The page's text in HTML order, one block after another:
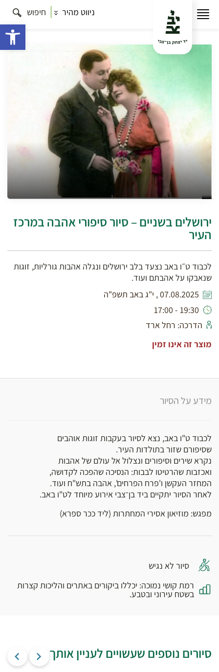
ניווט מהיר חיפוש
ירושלים בשניים – סיור סיפורי אהבה
ירושלים בשניים – סיור סיפורי אהבה במרכז
העיר
לכבוד ט״ו באב נצעד בלב ירושלים ונגלה אהבות גורליות, זוגות
שנאבקו על אהבתם ועוד.
07.08.2025 , י"ג באב תשפ"ה
19:30 - 17:00
הדרכה: רחל ארד
מוצר זה אינו זמין
מידע על הסיור
לכבוד ט"ו באב, נצא לסיור בעקבות זוגות אוהבים
שסיפורם שזור בתולדות העיר.
נקרא שירים וסיפורים ונצלול אל עולם של אהבות
ואכזבות שהרטיטו לבבות: הנסיכה שהפכה לקדושה,
המחזר העקשן ו'פרח הפרחים', אהבה בתש"ח ועוד.
לאחר הסיור יתקיים ביד בן־צבי אירוע מיוחד לט"ו באב.
מפגש: מוזיאון אסירי המחתרות (ליד ככר ספרא)
סיור לא נגיש
רמת קושי נמוכה: יכללו ביקורים באתרים והליכות קצרות
בשטח עירוני ובטבע.
סיורים נוספים שעשויים לעניין אותך